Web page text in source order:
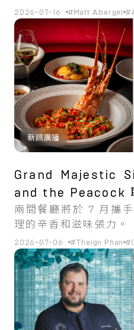
一種「把員工當作人對
2026-07-16 #Matt Abergel
新訊廣播
Grand Majestic
and the Peacock
料交織的風味火花
兩間餐廳將於 7 月攜
理的辛香和滋味張力。
2026-07-06 #Theign Phan